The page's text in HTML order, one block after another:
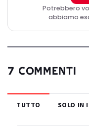
Potrebbero
abbiamo
7 COMMENTI
TUTTO SOLO IN